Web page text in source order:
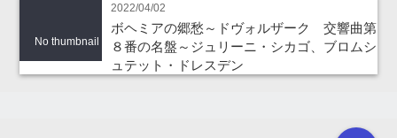
No thumbnail
2022/04/02
ボヘミアの郷愁～ドヴォルザーク 交響曲第
８番の名盤～ジュリーニ・シカゴ、ブロムシ
ュテット・ドレスデン